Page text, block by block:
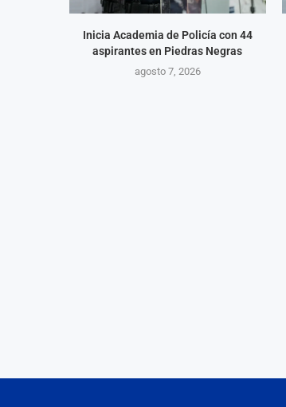
Inicia Academia de Policía con 44
aspirantes en Piedras Negras
agosto 7, 2026